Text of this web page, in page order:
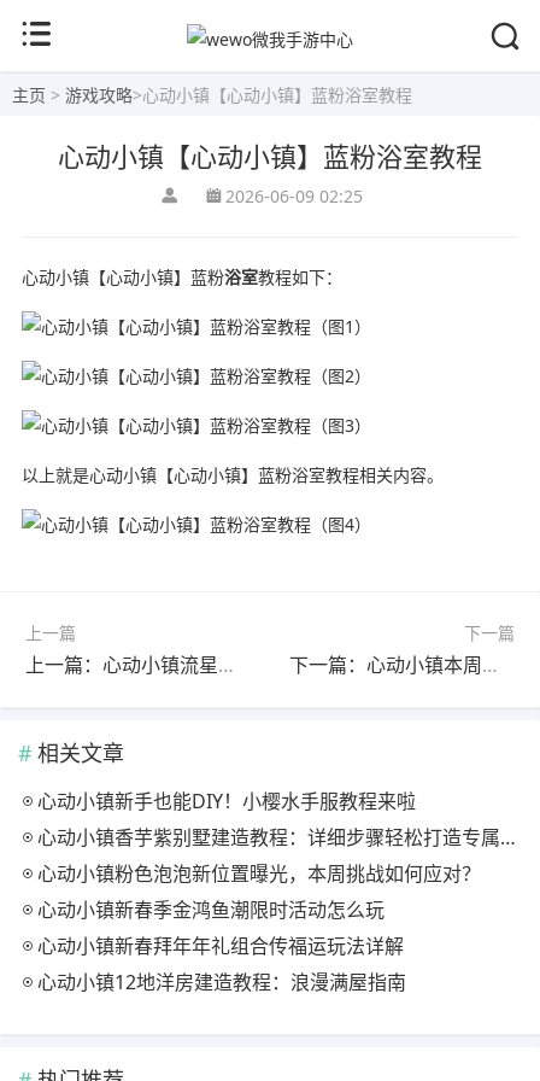
主页 > 游戏攻略>心动小镇【心动小镇】蓝粉浴室教程
心动小镇【心动小镇】蓝粉浴室教程
2026-06-09 02:25
心动小镇【心动小镇】蓝粉浴室教程如下：
以上就是心动小镇【心动小镇】蓝粉浴室教程相关内容。
上一篇
上一篇：心动小镇流星雨朵朵和三种颜色陨石位置
下一篇
下一篇：心动小镇本周粉色泡泡位置已更新
相关文章
心动小镇新手也能DIY！小樱水手服教程来啦
心动小镇香芋紫别墅建造教程：详细步骤轻松打造专属家园
心动小镇粉色泡泡新位置曝光，本周挑战如何应对？
心动小镇新春季金鸿鱼潮限时活动怎么玩
心动小镇新春拜年年礼组合传福运玩法详解
心动小镇12地洋房建造教程：浪漫满屋指南